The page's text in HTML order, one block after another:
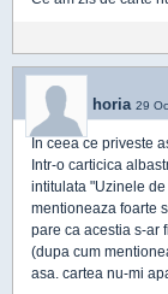
horia 29
In ceea ce priveste
Intr-o carticica
intitulata "Uzinele
mentioneaza foarte
pare ca acestia s-ar
(dupa cum
asa. cartea nu-mi